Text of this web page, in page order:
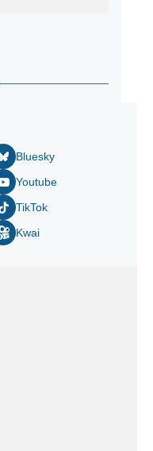
Bluesky
Youtube
TikTok
Kwai